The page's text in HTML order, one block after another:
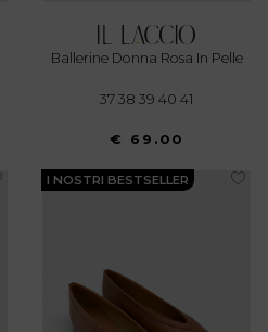
Ballerine Donna Rosa In Pelle
37 38 39 40 41
€ 69.00
I NOSTRI BESTSELLER